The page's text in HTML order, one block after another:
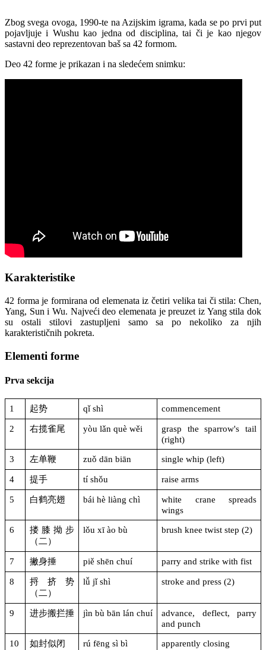
Zbog svega ovoga, 1990-te na Azijskim igrama, kada se po prvi put
pojavljuje i Wushu kao jedna od disciplina, tai či je kao njegov
sastavni deo reprezentovan baš sa 42 formom.
Deo 42 forme je prikazan i na sledećem snimku:
Karakteristike
42 forma je formirana od elemenata iz četiri velika tai či stila: Chen,
Yang, Sun i Wu. Najveći deo elemenata je preuzet iz Yang stila dok
su ostali stilovi zastupljeni samo sa po nekoliko za njih
karakterističnih pokreta.
Elementi forme
Prva sekcija
1 起势 qǐ shì commencement
2 右揽雀尾 yòu lǎn què wěi
grasp the sparrow's tail
(right)
3 左单鞭 zuǒ dān biān single whip (left)
4 提手 tí shǒu raise arms
5 白鹤亮翅 bái hè liàng chì
white crane spreads
wings
6
搂膝拗步
（二）
lǒu xī ào bù brush knee twist step (2)
7 撇身捶 piě shēn chuí parry and strike with fist
8
捋挤势
（二）
lǚ jǐ shì stroke and press (2)
9 进步搬拦捶 jìn bù bān lán chuí
advance, deflect, parry
and punch
10 如封似闭 rú fēng sì bì apparently closing